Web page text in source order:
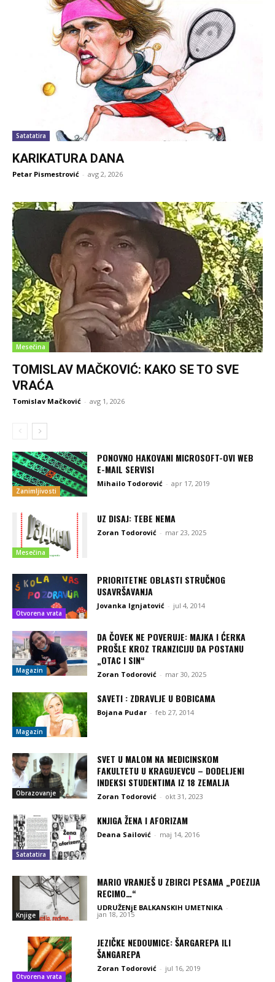
Satatatira
KARIKATURA DANA
Petar Pismestrović - avg 2, 2026
Mesečina
TOMISLAV MAČKOVIĆ: KAKO SE TO SVE
VRAĆA
Tomislav Mačković - avg 1, 2026
Zanimljivosti
PONOVNO HAKOVANI MICROSOFT-OVI WEB
E-MAIL SERVISI
Mihailo Todorović - apr 17, 2019
Mesečina
UZ DISAJ: TEBE NEMA
Zoran Todorović - mar 23, 2025
Otvorena vrata
PRIORITETNE OBLASTI STRUČNOG
USAVRŠAVANJA
Jovanka Ignjatović - jul 4, 2014
Magazin
DA ČOVEK NE POVERUJE: MAJKA I ĆERKA
PROŠLE KROZ TRANZICIJU DA POSTANU
„OTAC I SIN“
Zoran Todorović - mar 30, 2025
Magazin
SAVETI : ZDRAVLJE U BOBICAMA
Bojana Pudar - feb 27, 2014
Obrazovanje
SVET U MALOM NA MEDICINSKOM
FAKULTETU U KRAGUJEVCU – DODELJENI
INDEKSI STUDENTIMA IZ 18 ZEMALJA
Zoran Todorović - okt 31, 2023
Satatatira
KNJIGA ŽENA I AFORIZAM
Deana Sailović - maj 14, 2016
Knjige
MARIO VRANJEŠ U ZBIRCI PESAMA „POEZIJA
RECIMO…“
UDRUŽENjE BALKANSKIH UMETNIKA -
jan 18, 2015
Otvorena vrata
JEZIČKE NEDOUMICE: ŠARGAREPA ILI
ŠANGAREPA
Zoran Todorović - jul 16, 2019